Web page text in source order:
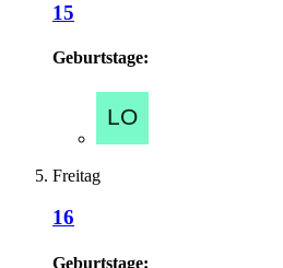
15
Geburtstage:
Freitag
16
Geburtstage: